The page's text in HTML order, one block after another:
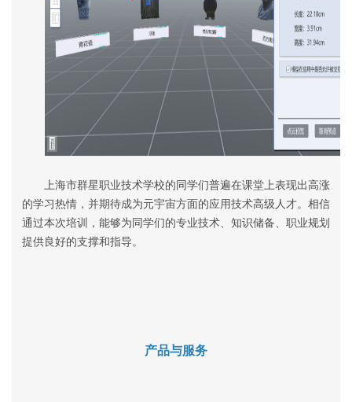
上海市群星职业技术学校的同学们普遍在课堂上表现出高涨
的学习热情，并期待成为元宇宙方面的应用技术高级人才。相信
通过本次培训，能够为同学们的专业技术、知识储备、职业规划
提供良好的支撑和指导。
产品与服务